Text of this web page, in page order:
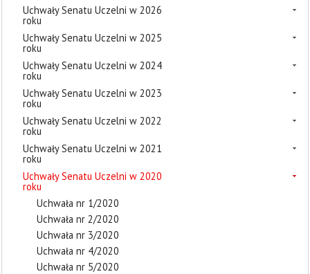
Uchwały Senatu Uczelni w 2026
roku
Uchwały Senatu Uczelni w 2025
roku
Uchwały Senatu Uczelni w 2024
roku
Uchwały Senatu Uczelni w 2023
roku
Uchwały Senatu Uczelni w 2022
roku
Uchwały Senatu Uczelni w 2021
roku
Uchwały Senatu Uczelni w 2020
roku
Uchwała nr 1/2020
Uchwała nr 2/2020
Uchwała nr 3/2020
Uchwała nr 4/2020
Uchwała nr 5/2020